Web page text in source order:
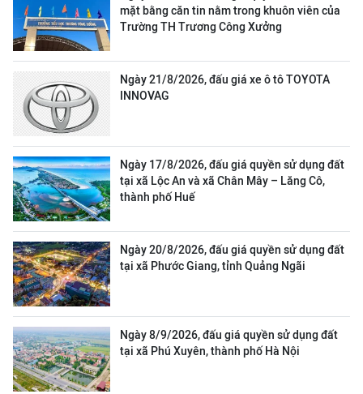
mặt bằng căn tin nằm trong khuôn viên của
Trường TH Trương Công Xưởng
Ngày 21/8/2026, đấu giá xe ô tô TOYOTA
INNOVAG
Ngày 17/8/2026, đấu giá quyền sử dụng đất
tại xã Lộc An và xã Chân Mây – Lăng Cô,
thành phố Huế
Ngày 20/8/2026, đấu giá quyền sử dụng đất
tại xã Phước Giang, tỉnh Quảng Ngãi
Ngày 8/9/2026, đấu giá quyền sử dụng đất
tại xã Phú Xuyên, thành phố Hà Nội